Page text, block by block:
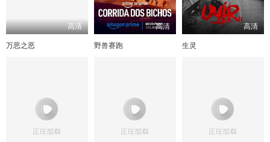
高清
万恶之恶
高清
野兽赛跑
高清
生灵